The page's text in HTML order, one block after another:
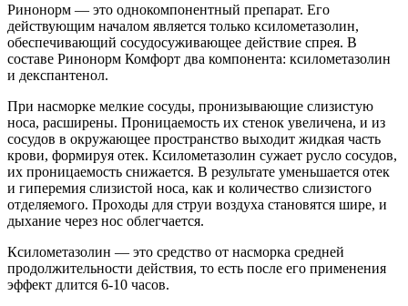
Ринонорм — это однокомпонентный препарат. Его
действующим началом является только ксилометазолин,
обеспечивающий сосудосуживающее действие спрея. В
составе Ринонорм Комфорт два компонента: ксилометазолин
и декспантенол.
При насморке мелкие сосуды, пронизывающие слизистую
носа, расширены. Проницаемость их стенок увеличена, и из
сосудов в окружающее пространство выходит жидкая часть
крови, формируя отек. Ксилометазолин сужает русло сосудов,
их проницаемость снижается. В результате уменьшается отек
и гиперемия слизистой носа, как и количество слизистого
отделяемого. Проходы для струи воздуха становятся шире, и
дыхание через нос облегчается.
Ксилометазолин — это средство от насморка средней
продолжительности действия, то есть после его применения
эффект длится 6-10 часов.